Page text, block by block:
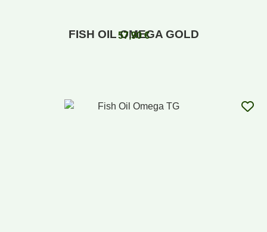
FISH OIL OMEGA GOLD
57,90€